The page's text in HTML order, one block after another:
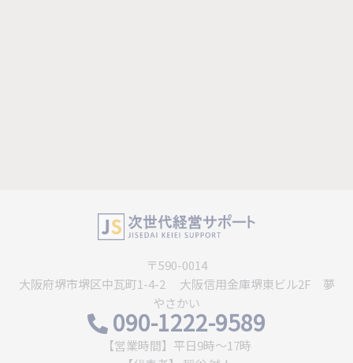
〒590-0014
大阪府堺市堺区中瓦町1-4-2 大阪信用金庫堺東ビル2F 夢
やさかい
090-1222-9589
【営業時間】平日9時〜17時